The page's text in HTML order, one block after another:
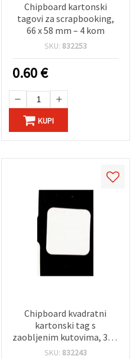
Chipboard kartonski
tagovi za scrapbooking,
66 x 58 mm – 4 kom
SKU: 832253
0.60€
KUPI
Chipboard kvadratni
kartonski tag s
zaobljenim kutovima, 34 x
34 mm – 10 kom
SKU: 832243